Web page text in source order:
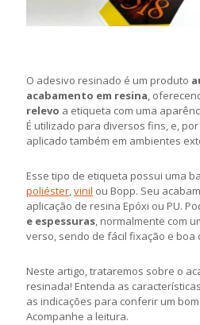
O adesivo resinado é um produto
acabamento em resina,
relevo a etiqueta com uma
É utilizado para diversos fins, e,
aplicado também em ambientes
Esse tipo de etiqueta possui uma
poliéster,vinil ou Bopp. Seu
aplicação de resina Epóxi ou PU.
e espessuras, normalmente com
verso, sendo de fácil fixação e boa
Neste artigo, trataremos sobre o
resinada! Entenda as
as indicações para conferir um
Acompanhe a leitura.